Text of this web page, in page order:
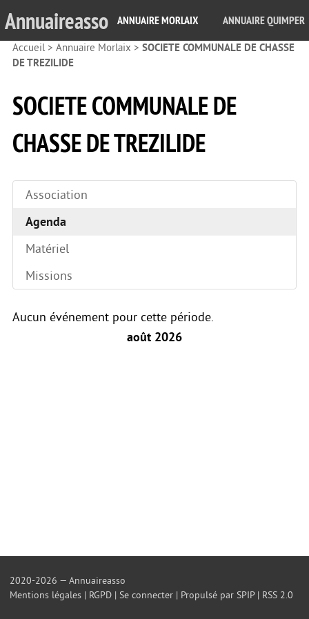
Annuaireasso ANNUAIRE MORLAIX ANNUAIRE QUIMPER
Accueil> Annuaire Morlaix > SOCIETE COMMUNALE DE CHASSE
DE TREZILIDE
SOCIETE COMMUNALE DE
CHASSE DE TREZILIDE
Association
Agenda
Matériel
Missions
Aucun événement pour cette période.
août 2026
2020-2026 — Annuaireasso
Mentions légales | RGPD |Se connecter | Propulsé par SPIP| RSS 2.0